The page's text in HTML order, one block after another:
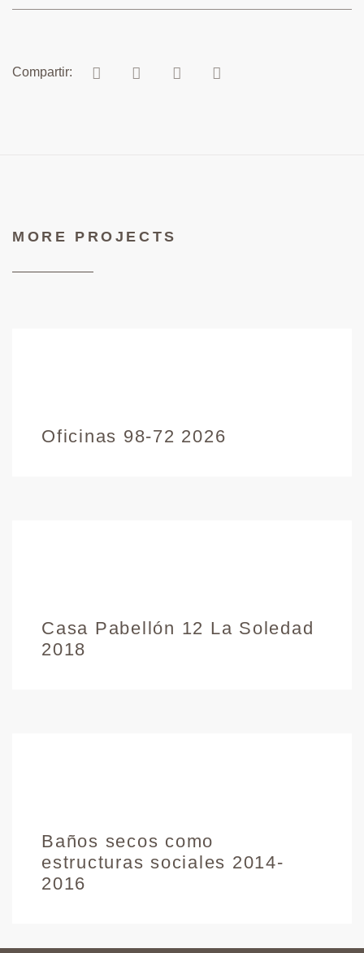
MORE PROJECTS
Oficinas 98-72 2026
Casa Pabellón 12 La Soledad
2018
Baños secos como
estructuras sociales 2014-
2016